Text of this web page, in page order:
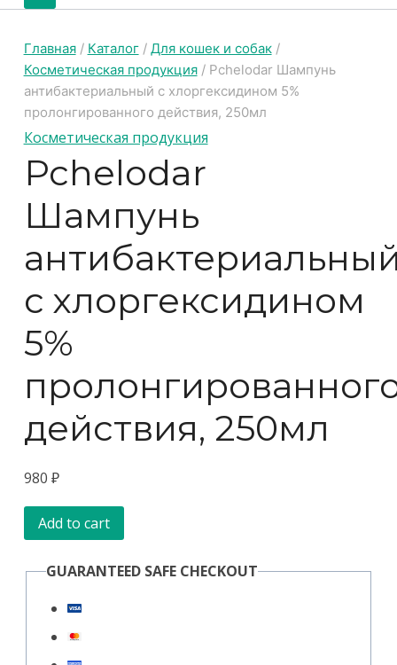
Главная / Каталог / Для кошек и собак /
Косметическая продукция / Pchelodar Шампунь
антибактериальный с хлоргексидином 5%
пролонгированного действия, 250мл
Косметическая продукция
Pchelodar
Шампунь
с хлоргексидином
5%
действия, 250мл
980 ₽
Pchelodar
антибактериальный
хлоргексидином
Add to cart
GUARANTEED SAFE CHECKOUT